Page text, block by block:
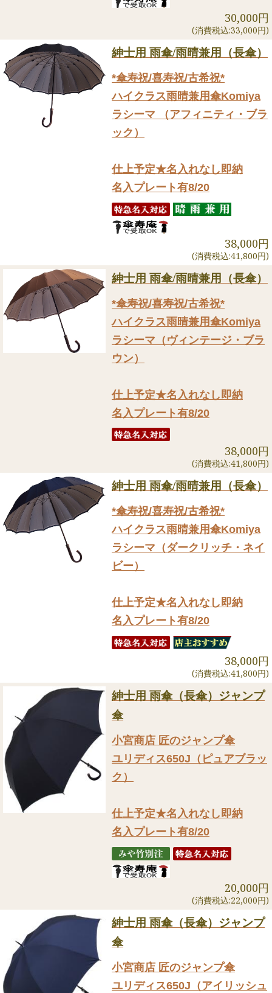
30,000円
(消費税込:33,000円)
紳士用 雨傘/雨晴兼用（長傘）
*傘寿祝/喜寿祝/古希祝*
ハイクラス雨晴兼用傘Komiya
ラシーマ （アフィニティ・ブラ
ック）
仕上予定★名入れなし即納
名入プレート有8/20
38,000円
(消費税込:41,800円)
紳士用 雨傘/雨晴兼用（長傘）
*傘寿祝/喜寿祝/古希祝*
ハイクラス雨晴兼用傘Komiya
ラシーマ（ヴィンテージ・ブラ
ウン）
仕上予定★名入れなし即納
名入プレート有8/20
38,000円
(消費税込:41,800円)
紳士用 雨傘/雨晴兼用（長傘）
*傘寿祝/喜寿祝/古希祝*
ハイクラス雨晴兼用傘Komiya
ラシーマ（ダークリッチ・ネイ
ビー）
仕上予定★名入れなし即納
名入プレート有8/20
38,000円
(消費税込:41,800円)
紳士用 雨傘（長傘）ジャンプ
傘
小宮商店 匠のジャンプ傘
ユリディス650J（ピュアブラッ
ク）
仕上予定★名入れなし即納
名入プレート有8/20
20,000円
(消費税込:22,000円)
紳士用 雨傘（長傘）ジャンプ
傘
小宮商店 匠のジャンプ傘
ユリディス650J（アイリッシュ